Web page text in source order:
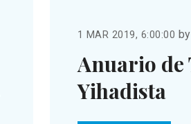
1 MAR 2019, 6:00:00 by
Anuario
Yihadista